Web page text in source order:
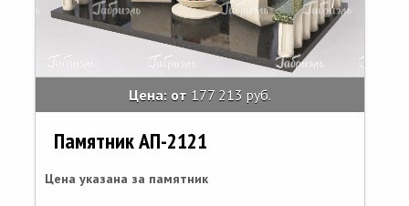
Цена: от 177 213 руб.
Памятник АП-2121
Цена указана за памятник